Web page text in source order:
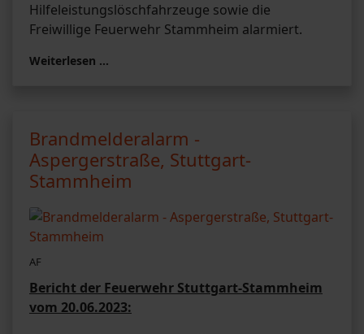
Hilfeleistungslöschfahrzeuge sowie die
Freiwillige Feuerwehr Stammheim alarmiert.
Weiterlesen …
Brandmelderalarm -
Aspergerstraße, Stuttgart-
Stammheim
AF
Bericht der Feuerwehr Stuttgart-Stammheim
vom 20.06.2023: